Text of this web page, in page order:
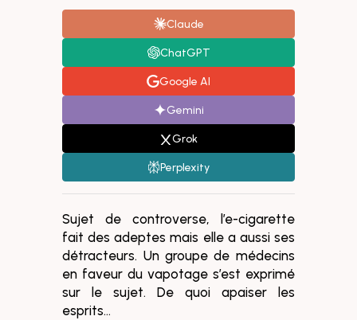
Claude
ChatGPT
Google AI
Gemini
Grok
Perplexity
Sujet de controverse, l’e-cigarette
fait des adeptes mais elle a aussi ses
détracteurs. Un groupe de médecins
en faveur du vapotage s’est exprimé
sur le sujet. De quoi apaiser les
esprits…